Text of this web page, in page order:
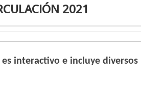
2021
interactivo e incluye diversos